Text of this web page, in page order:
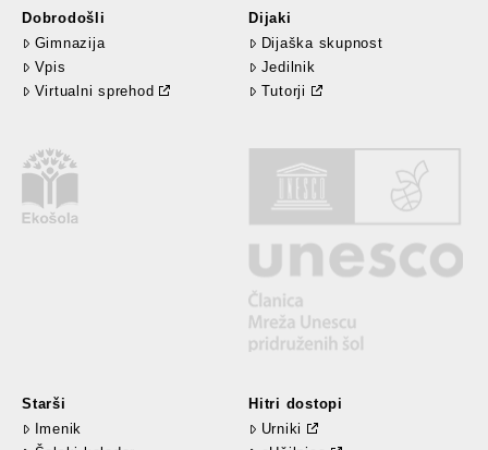
Dobrodošli
Gimnazija
Vpis
Virtualni sprehod
Dijaki
Dijaška skupnost
Jedilnik
Tutorji
Starši
Imenik
Hitri dostopi
Urniki